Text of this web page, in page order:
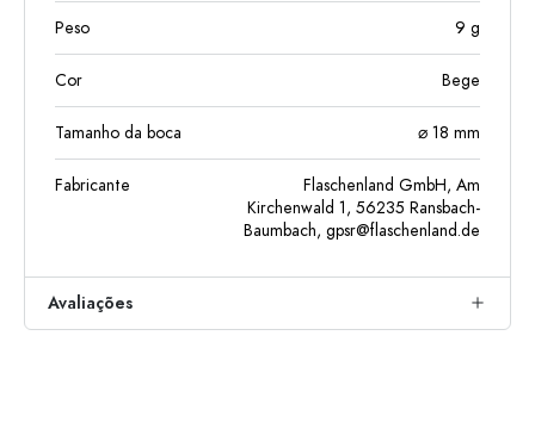
Peso 9 g
Cor Bege
Tamanho da boca ⌀ 18 mm
Fabricante
Flaschenland GmbH, Am
Kirchenwald 1, 56235 Ransbach-
Baumbach, gpsr@flaschenland.de
Avaliações